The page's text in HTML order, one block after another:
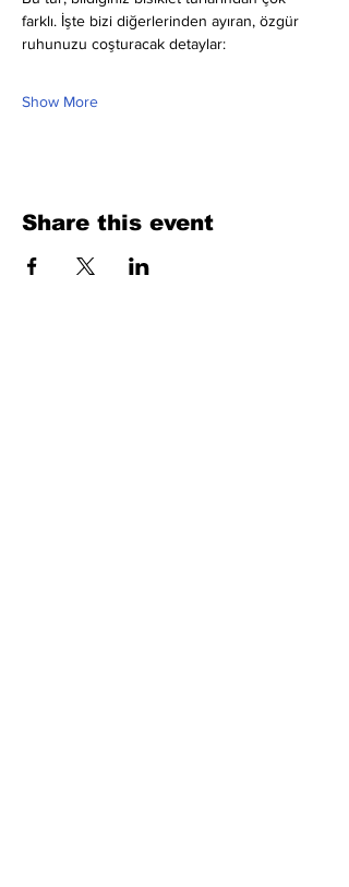
farklı. İşte bizi diğerlerinden ayıran, özgür
ruhunuzu coşturacak detaylar:
Show More
Share this event